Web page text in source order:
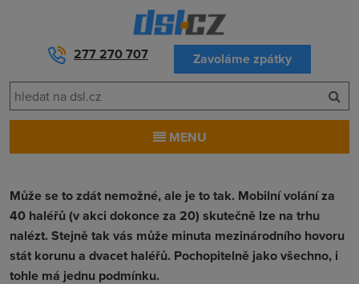
277 270 707 Zavoláme zpátky
MENU
Může se to zdát nemožné, ale je to tak. Mobilní volání za
40 haléřů (v akci dokonce za 20) skutečně lze na trhu
nalézt. Stejně tak vás může minuta mezinárodního hovoru
stát korunu a dvacet haléřů. Pochopitelně jako všechno, i
tohle má jednu podmínku.